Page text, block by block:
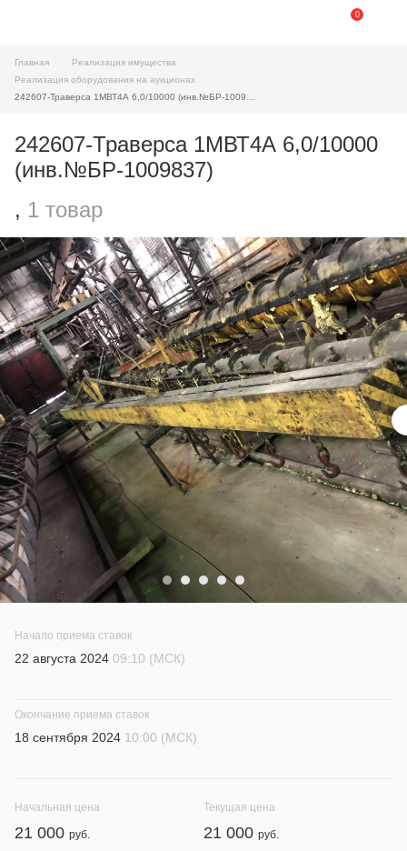
0
Главная
Реализация имущества
Реализация оборудования на аукционах
242607-Траверса 1МВТ4А 6,0/10000
(инв.№БР-1009837)
, 1 товар
Начало приема ставок
22 августа 2024 09:10 (МСК)
Окончание приема ставок
18 сентября 2024 10:00 (МСК)
Начальная цена
21 000
Текущая цена
21 000